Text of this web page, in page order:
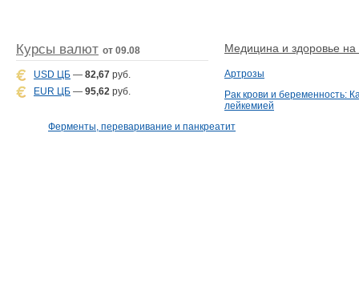
Курсы валют от 09.08
USD ЦБ — 82,67 руб.
EUR ЦБ — 95,62 руб.
Медицина и здоровье на
Артрозы
Рак крови и беременность:
лейкемией
Ферменты, переваривание и панкреатит